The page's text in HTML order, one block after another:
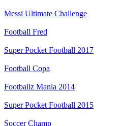
Messi Ultimate Challenge
Football Fred
Super Pocket Football 2017
Football Copa
Footballz Mania 2014
Super Pocket Football 2015
Soccer Champ